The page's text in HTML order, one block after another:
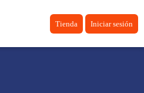
Tienda Iniciar sesión